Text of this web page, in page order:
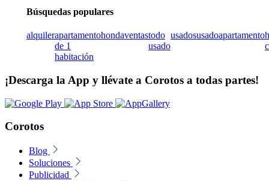
Búsquedas populares
alquilerapartamento
de 1
habitación
hondaventastodo
usado
usadosusadoapartamento
¡Descarga la App y llévate a Corotos a todas partes!
Corotos
Blog
Soluciones
Publicidad